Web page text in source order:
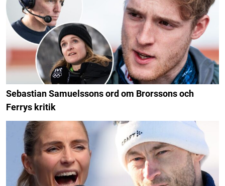
Sebastian Samuelssons ord om Brorssons och
Ferrys kritik